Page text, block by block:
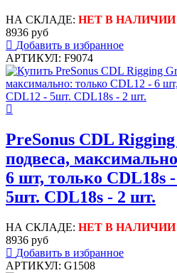
НА СКЛАДЕ: НЕТ В НАЛИЧИИ
8936 руб
Добавить в избранное
АРТИКУЛ: F9074
PreSonus CDL
подвеса,
6 шт, только CDL18s
5шт. CDL18s - 2 шт.
НА СКЛАДЕ: НЕТ В НАЛИЧИИ
8936 руб
Добавить в избранное
АРТИКУЛ: G1508